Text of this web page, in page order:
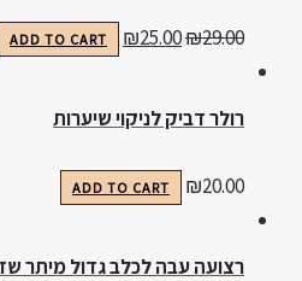
₪29.00
₪25.00
ADD TO CART
רולר דביק לניקוי שיערות
₪20.00
ADD TO CART
רצועה עבה לכלב גדול מיתר שזור